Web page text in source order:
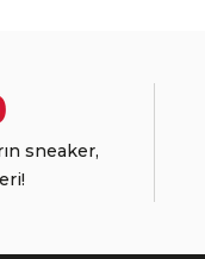
sneaker,